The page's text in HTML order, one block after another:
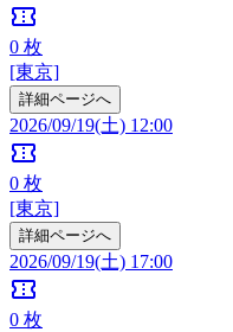
confirmation_number
0 枚
[東京]
詳細ページへ
2026/09/19(土) 12:00
confirmation_number
0 枚
[東京]
詳細ページへ
2026/09/19(土) 17:00
confirmation_number
0 枚